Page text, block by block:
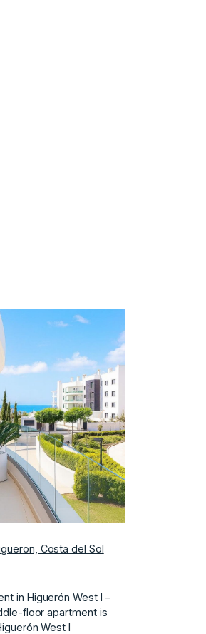
Nächste
Costa del Sol
in Higuerón West I –
floor apartment is
West I